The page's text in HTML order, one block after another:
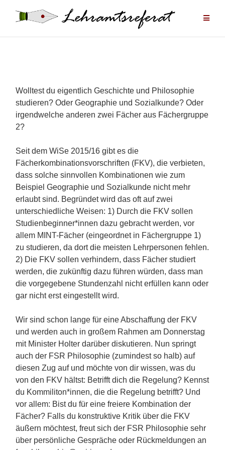
Wolltest du eigentlich Geschichte und Philosophie
studieren? Oder Geographie und Sozialkunde? Oder
irgendwelche anderen zwei Fächer aus Fächergruppe
2?
Seit dem WiSe 2015/16 gibt es die
Fächerkombinationsvorschriften (FKV), die verbieten,
dass solche sinnvollen Kombinationen wie zum
Beispiel Geographie und Sozialkunde nicht mehr
erlaubt sind. Begründet wird das oft auf zwei
unterschiedliche Weisen: 1) Durch die FKV sollen
Studienbeginner*innen dazu gebracht werden, vor
allem MINT-Fächer (eingeordnet in Fächergruppe 1)
zu studieren, da dort die meisten Lehrpersonen fehlen.
2) Die FKV sollen verhindern, dass Fächer studiert
werden, die zukünftig dazu führen würden, dass man
die vorgegebene Stundenzahl nicht erfüllen kann oder
gar nicht erst eingestellt wird.
Wir sind schon lange für eine Abschaffung der FKV
und werden auch in großem Rahmen am Donnerstag
mit Minister Holter darüber diskutieren. Nun springt
auch der FSR Philosophie (zumindest so halb) auf
diesen Zug auf und möchte von dir wissen, was du
von den FKV hältst: Betrifft dich die Regelung? Kennst
du Kommiliton*innen, die die Regelung betrifft? Und
vor allem: Bist du für eine freiere Kombination der
Fächer? Falls du konstruktive Kritik über die FKV
äußern möchtest, freut sich der FSR Philosophie sehr
über persönliche Gespräche oder Rückmeldungen an